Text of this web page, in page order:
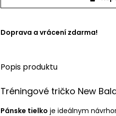
Doprava a vrácení zdarma!
Popis produktu
Tréningové tričko New
Pánske tielko je ideálnym